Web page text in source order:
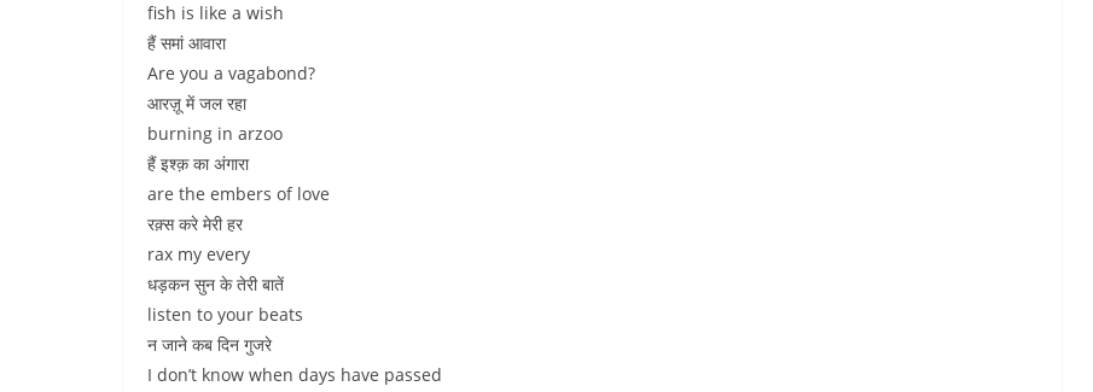
fish is like a wish
हैं समां आवारा
Are you a vagabond?
आरज़ू में जल रहा
burning in arzoo
हैं इश्क़ का अंगारा
are the embers of love
रक़्स करे मेरी हर
rax my every
धड़कन सुन के तेरी बातें
listen to your beats
न जाने कब दिन गुजरे
I don’t know when days have passed